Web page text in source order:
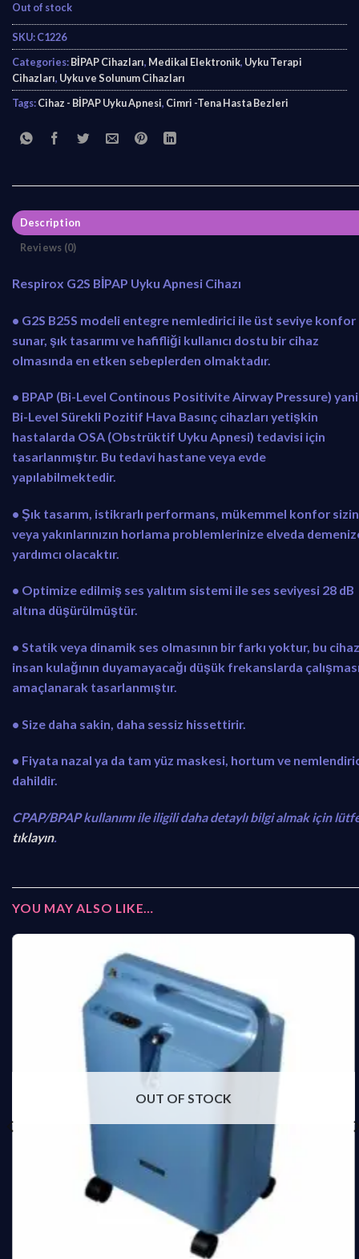
i
a
l
p
r
i
c
w
:
1
4
.
0
0
0
,
0
0
.
e
t
r
i
s
1
.
5
0
0
,
0
0
.
Out of stock
SKU:C1226
Categories:BİPAP Cihazları, Medikal Elektronik, Uyku Terapi
Cihazları, Uyku ve Solunum Cihazları
Tags:Cihaz - BİPAP Uyku Apnesi, Cimri -Tena Hasta Bezleri
Description
Reviews (0)
Respirox G2S BİPAP Uyku Apnesi Cihazı
• G2S B25S modeli entegre nemledirici ile üst seviye konfor
sunar, şık tasarımı ve hafifliği kullanıcı dostu bir cihaz
olmasında en etken sebeplerden olmaktadır.
• BPAP (Bi-Level Continous Positivite Airway Pressure) yani
Bi-Level Sürekli Pozitif Hava Basınç cihazları yetişkin
hastalarda OSA (Obstrüktif Uyku Apnesi) tedavisi için
tasarlanmıştır. Bu tedavi hastane veya evde
yapılabilmektedir.
• Şık tasarım, istikrarlı performans, mükemmel konfor sizin
veya yakınlarınızın horlama problemlerinize elveda
yardımcı olacaktır.
• Optimize edilmiş ses yalıtım sistemi ile ses seviyesi 28 dB
altına düşürülmüştür.
• Statik veya dinamik ses olmasının bir farkı yoktur, bu cihaz
insan kulağının duyamayacağı düşük frekanslarda
amaçlanarak tasarlanmıştır.
• Size daha sakin, daha sessiz hissettirir.
• Fiyata nazal ya da tam yüz maskesi, hortum ve
dahildir.
CPAP/BPAP kullanımı ile iligili daha detaylı bilgi almak için
tıklayın.
YOU MAY ALSO LIKE…
OUT OF STOCK